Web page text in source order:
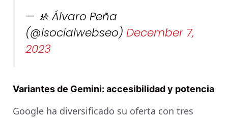
— 🚸 Álvaro Peña
(@isocialwebseo) December 7,
2023
Variantes de Gemini: accesibilidad y potencia
Google ha diversificado su oferta con tres